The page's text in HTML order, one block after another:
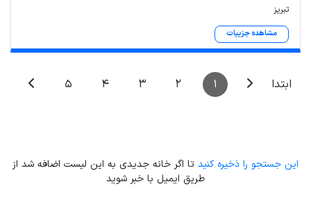
تبریز
مشاهده جزییات
ابتدا 1
2
3
4
5
این جستجو را ذخیره کنید تا اگر خانه جدیدی به این لیست اضافه شد از
طریق ایمیل با خبر شوید